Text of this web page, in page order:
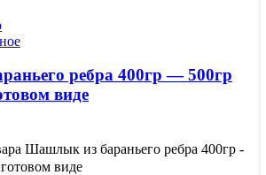
ребра 400гр — 500гр
виде
Шашлык из бараньего ребра 400гр -
виде